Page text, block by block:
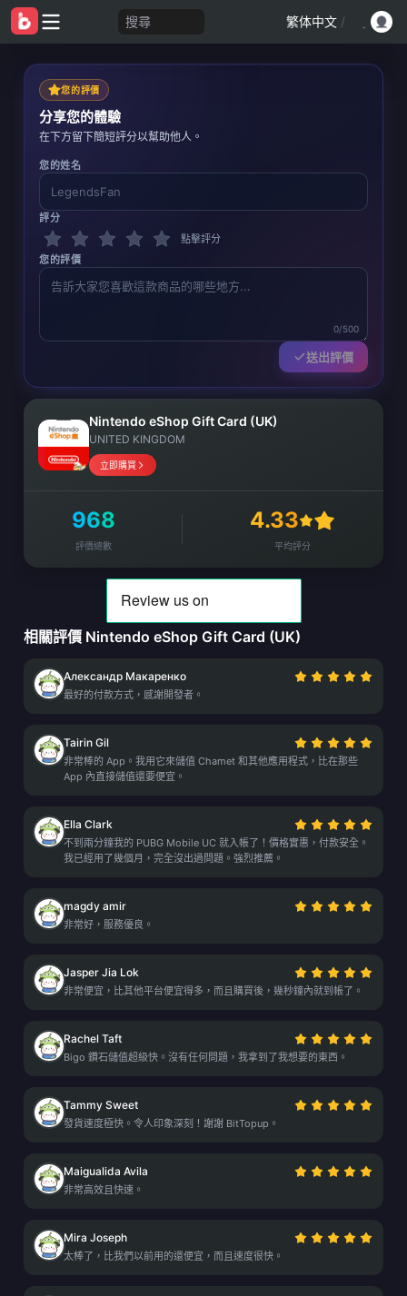
搜尋 繁体中文 /
您的評價
分享您的體驗
在下方留下簡短評分以幫助他人。
您的姓名
評分
點擊評分
您的評價
0/500
送出評價
Nintendo eShop Gift Card (UK)
UNITED KINGDOM
立即購買
968
評價總數
4.33
平均評分
相關評價 Nintendo eShop Gift Card (UK)
Александр Макаренко
最好的付款方式，感謝開發者。
Tairin Gil
非常棒的 App。我用它來儲值 Chamet 和其他應用程式，比在那些
App 內直接儲值還要便宜。
Ella Clark
不到兩分鐘我的 PUBG Mobile UC 就入帳了！價格實惠，付款安全。
我已經用了幾個月，完全沒出過問題。強烈推薦。
magdy amir
非常好，服務優良。
Jasper Jia Lok
非常便宜，比其他平台便宜得多，而且購買後，幾秒鐘內就到帳了。
Rachel Taft
Bigo 鑽石儲值超級快。沒有任何問題，我拿到了我想要的東西。
Tammy Sweet
發貨速度極快。令人印象深刻！謝謝 BitTopup。
Maigualida Avila
非常高效且快速。
Mira Joseph
太棒了，比我們以前用的還便宜，而且速度很快。